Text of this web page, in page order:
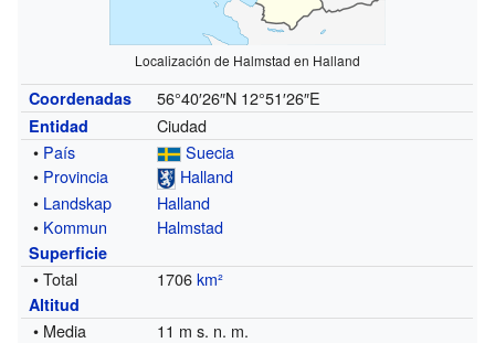
Localización de Halmstad en Halland
Coordenadas 56°40′26″N 12°51′26″E
Entidad
Ciudad
• País
Suecia
• Provincia
Halland
• Landskap
Halland
• Kommun Halmstad
Superficie
• Total 1706km²
Altitud
• Media 11 m s. n. m.